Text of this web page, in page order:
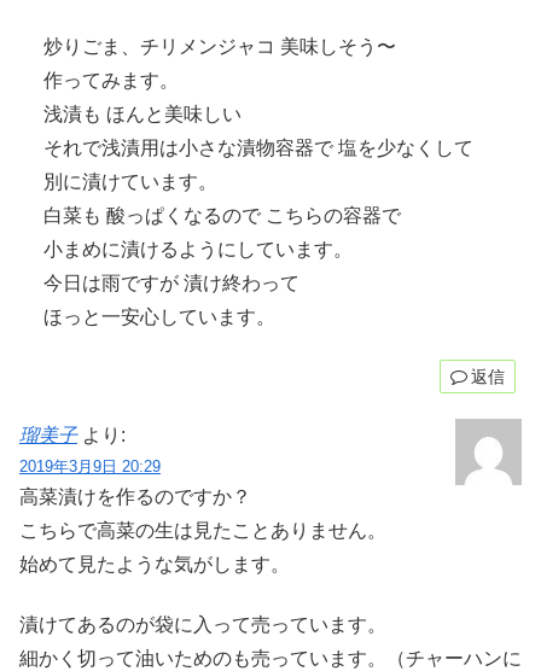
炒りごま、チリメンジャコ 美味しそう〜
作ってみます。
浅漬も ほんと美味しい
それで浅漬用は小さな漬物容器で 塩を少なくして
別に漬けています。
白菜も 酸っぱくなるので こちらの容器で
小まめに漬けるようにしています。
今日は雨ですが 漬け終わって
ほっと一安心しています。
返信
瑠美子 より:
2019年3月9日 20:29
高菜漬けを作るのですか？
こちらで高菜の生は見たことありません。
始めて見たような気がします。
漬けてあるのが袋に入って売っています。
細かく切って油いためのも売っています。（チャーハンに